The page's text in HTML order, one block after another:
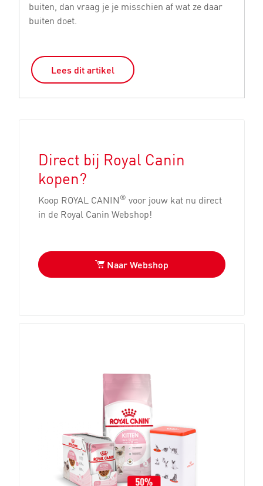
buiten, dan vraag je je misschien af wat ze daar
buiten doet.
Lees dit artikel
Direct bij Royal Canin
kopen?
Koop ROYAL CANIN® voor jouw kat nu direct
in de Royal Canin Webshop!
Naar Webshop